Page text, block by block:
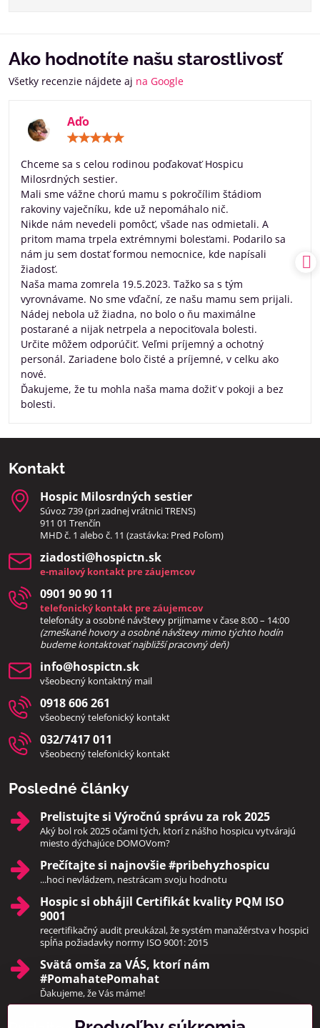
Ako hodnotíte našu starostlivosť
Všetky recenzie nájdete aj na Google
Aďo
5
Chceme sa s celou rodinou poďakovať Hospicu
Milosrdných sestier.
Mali sme vážne chorú mamu s pokročílim štádiom
rakoviny vaječníku, kde už nepomáhalo nič.
Nikde nám nevedeli pomôcť, všade nas odmietali. A
pritom mama trpela extrémnymi bolesťami. Podarilo sa
nám ju sem dostať formou nemocnice, kde napísali
žiadosť.
Naša mama zomrela 19.5.2023. Tažko sa s tým
vyrovnávame. No sme vďační, ze našu mamu sem prijali.
Nádej nebola už žiadna, no bolo o ňu maximálne
postarané a nijak netrpela a nepociťovala bolesti.
Určite môžem odporúčiť. Veľmi príjemný a ochotný
personál. Zariadene bolo čisté a príjemné, v celku ako
nové.
Ďakujeme, že tu mohla naša mama dožiť v pokoji a bez
bolesti.
Kontakt
Hospic Milosrdných sestier
Súvoz 739 (pri zadnej vrátnici TRENS)
911 01 Trenčín
MHD č. 1 alebo č. 11 (zastávka: Pred Poľom)
ziadosti​@hospictn​.sk
e-mailový kontakt pre záujemcov
0901 90 90 11
telefonický kontakt pre záujemcov
telefonáty a osobné návštevy prijímame v čase 8:00 – 14:00
(zmeškané hovory a osobné návštevy mimo týchto hodín
budeme kontaktovať najbližší pracovný deň)
info​@hospictn​.sk
všeobecný kontaktný mail
0918 606 261
všeobecný telefonický kontakt
032/7417 011
všeobecný telefonický kontakt
Posledné články
Prelistujte si Výročnú správu za rok 2025
Aký bol rok 2025 očami tých, ktorí z nášho hospicu vytvárajú
miesto dýchajúce DOMOVom?
Prečítajte si najnovšie #pribehyzhospicu
...hoci nevládzem, nestrácam svoju hodnotu
Hospic si obhájil Certifikát kvality PQM ISO
9001
recertifikačný audit preukázal, že systém manažérstva v hospici
spĺňa požiadavky normy ISO 9001: 2015
Svätá omša za VÁS, ktorí nám
#PomahatePomahat
Ďakujeme, že Vás máme!